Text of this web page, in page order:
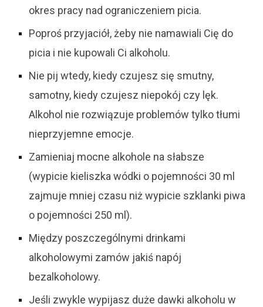
okres pracy nad ograniczeniem picia.
Poproś przyjaciół, żeby nie namawiali Cię do
picia i nie kupowali Ci alkoholu.
Nie pij wtedy, kiedy czujesz się smutny,
samotny, kiedy czujesz niepokój czy lęk.
Alkohol nie rozwiązuje problemów tylko tłumi
nieprzyjemne emocje.
Zamieniaj mocne alkohole na słabsze
(wypicie kieliszka wódki o pojemności 30 ml
zajmuje mniej czasu niż wypicie szklanki piwa
o pojemności 250 ml).
Między poszczególnymi drinkami
alkoholowymi zamów jakiś napój
bezalkoholowy.
Jeśli zwykle wypijasz duże dawki alkoholu w